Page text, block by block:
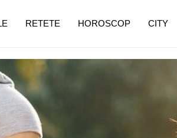
RETETE HOROSCOP CITY
pe măsură ce înaintezi în vârstă